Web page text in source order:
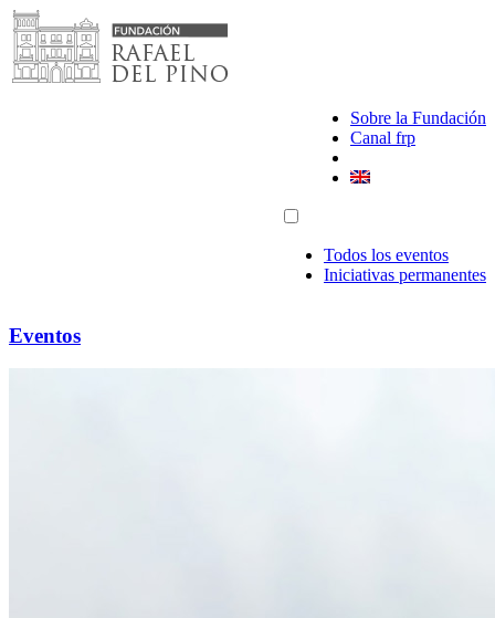
Saltar
al
contenido
Sobre la Fundación
Canal frp
Todos los eventos
Iniciativas permanentes
Eventos